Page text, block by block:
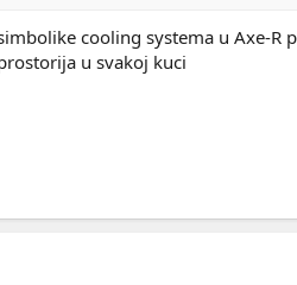
cooling systema u Axe-R
u svakoj kuci